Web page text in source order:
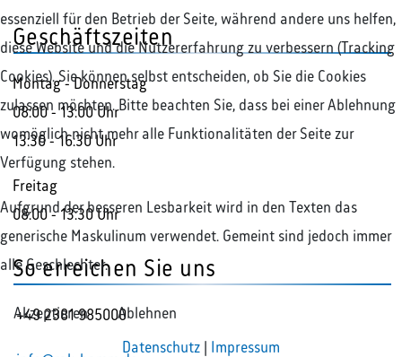
Geschäftszeiten
Montag - Donnerstag
08:00 - 13:00 Uhr
13:30 - 16:30 Uhr
Freitag
08:00 - 13:30 Uhr
So erreichen Sie uns
+49 2381 985000
essenziell für den Betrieb der Seite, während andere uns helfen,
diese Website und die Nutzererfahrung zu verbessern (Tracking
Cookies). Sie können selbst entscheiden, ob Sie die Cookies
zulassen möchten. Bitte beachten Sie, dass bei einer Ablehnung
womöglich nicht mehr alle Funktionalitäten der Seite zur
Verfügung stehen.
Aufgrund der besseren Lesbarkeit wird in den Texten das
generische Maskulinum verwendet. Gemeint sind jedoch immer
alle Geschlechter.
Akzeptieren Ablehnen
Datenschutz Impressum